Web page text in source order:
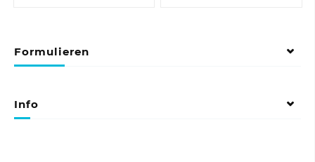
Deze
optie
gekozen
Formulieren
Info